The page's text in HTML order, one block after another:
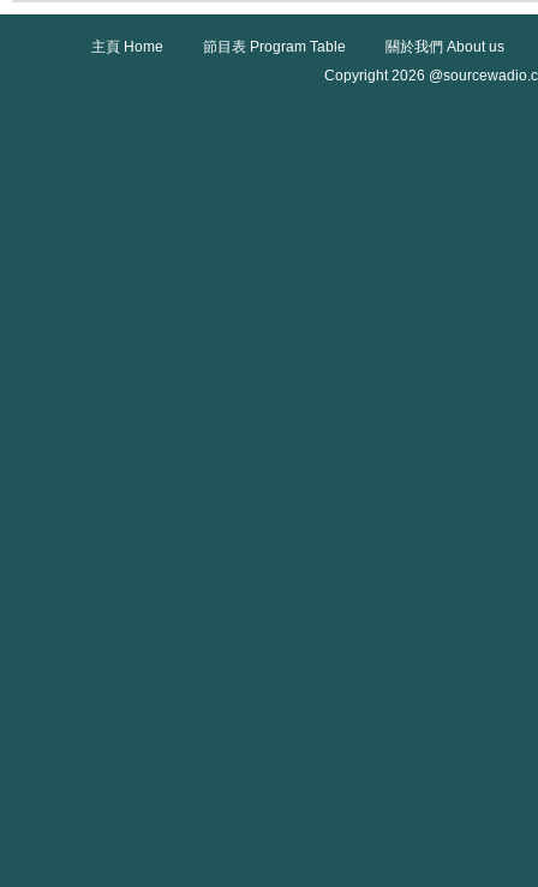
主頁 Home 節目表 Program Table
關於我們 About us
Copyright 2026